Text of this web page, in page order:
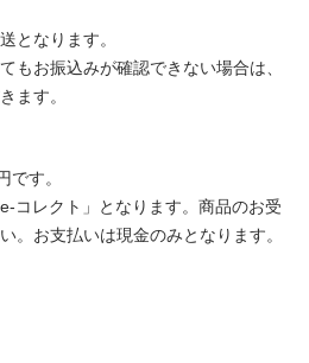
となります。
もお振込みが確認できない場合は、
ます。
です。
コレクト」となります。商品のお受
。お支払いは現金のみとなります。